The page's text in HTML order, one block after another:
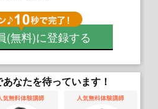
(無料)に登録する
なたを待っています！